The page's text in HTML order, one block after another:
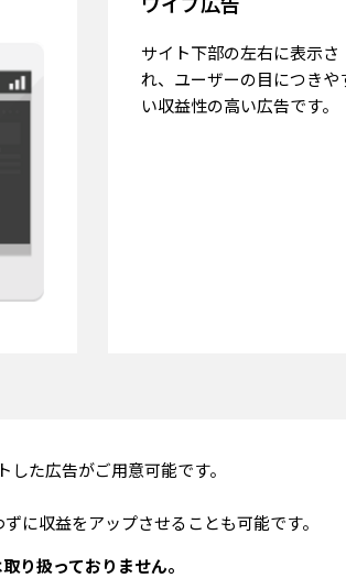
ワイプ広告
サイト下部の左右に表示さ
れ、ユーザーの目につきや
い収益性の高い広告です。
た広告がご用意可能です。
に収益をアップさせることも可能です。
り扱っておりません。